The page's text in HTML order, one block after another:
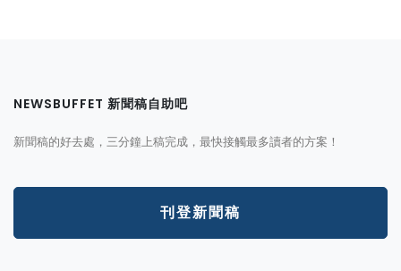
NEWSBUFFET 新聞稿自助吧
新聞稿的好去處，三分鐘上稿完成，最快接觸最多讀者的方案！
刊登新聞稿